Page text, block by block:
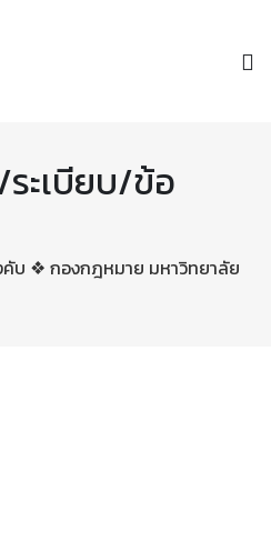
ะเบียบ/ข้อ
คับ ❖ กองกฎหมาย มหาวิทยาลัย